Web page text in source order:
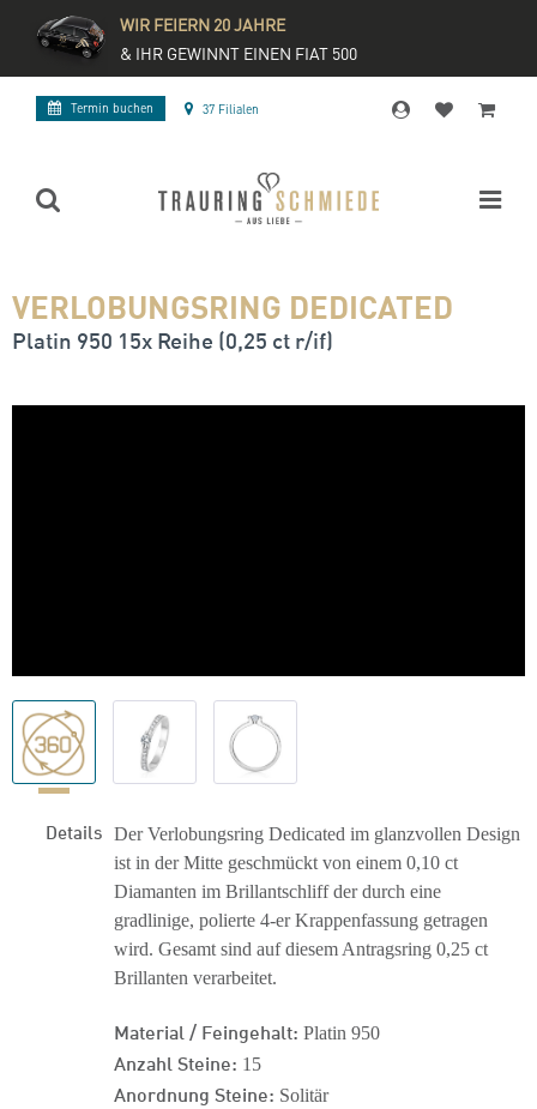
WIR FEIERN 20 JAHRE
& IHR GEWINNT EINEN FIAT 500
Termin buchen 37 Filialen
VERLOBUNGSRING DEDICATED
Platin 950 15x Reihe (0,25 ct r/if)
Details Der Verlobungsring Dedicated im glanzvollen Design
ist in der Mitte geschmückt von einem 0,10 ct
Diamanten im Brillantschliff der durch eine
gradlinige, polierte 4-er Krappenfassung getragen
wird. Gesamt sind auf diesem Antragsring 0,25 ct
Brillanten verarbeitet.
Material / Feingehalt: Platin 950
Anzahl Steine: 15
Anordnung Steine: Solitär